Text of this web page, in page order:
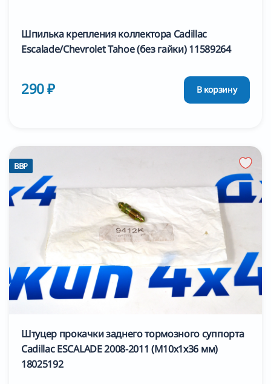
Шпилька крепления коллектора Cadillac
Escalade/Chevrolet Tahoe (без гайки) 11589264
290 ₽ В корзину
BBP
Штуцер прокачки заднего тормозного суппорта
Cadillac ESCALADE 2008-2011 (М10х1х36 мм)
18025192